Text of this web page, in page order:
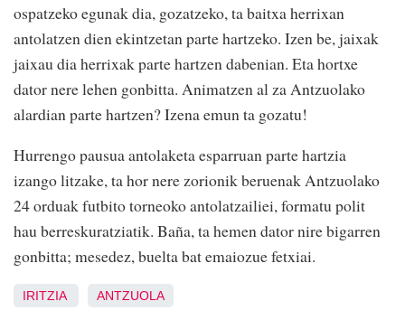
ospatzeko egunak dia, gozatzeko, ta baitxa herrixan
antolatzen dien ekintzetan parte hartzeko. Izen be, jaixak
jaixau dia herrixak parte hartzen dabenian. Eta hortxe
dator nere lehen gonbitta. Animatzen al za Antzuolako
alardian parte hartzen? Izena emun ta gozatu!
Hurrengo pausua antolaketa esparruan parte hartzia
izango litzake, ta hor nere zorionik beruenak Antzuolako
24 orduak futbito torneoko antolatzailiei, formatu polit
hau berreskuratziatik. Baña, ta hemen dator nire bigarren
gonbitta; mesedez, buelta bat emaiozue fetxiai.
IRITZIA ANTZUOLA